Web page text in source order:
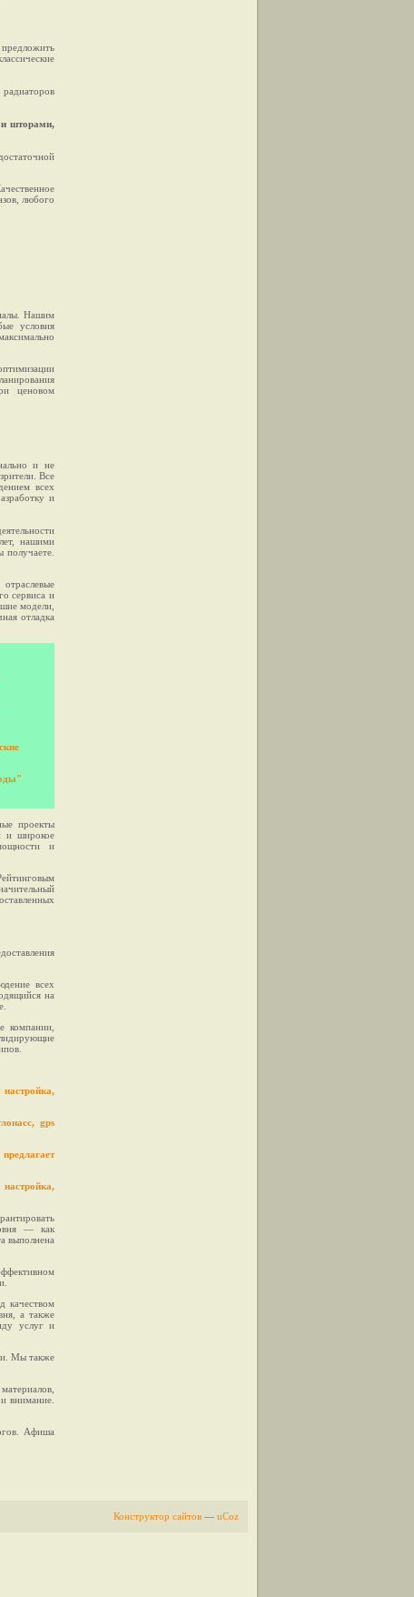
шторами,
любого
Нашим
условия
ценовом
и не
Все
всех
и
нашими
сервиса и
модели,
отладка
проекты
и широкое
и
всех
на
компании,
gps
— как
выполнена
качеством
а также
услуг и
Мы также
внимание.
Афиша
Конструктор сайтов — uCoz